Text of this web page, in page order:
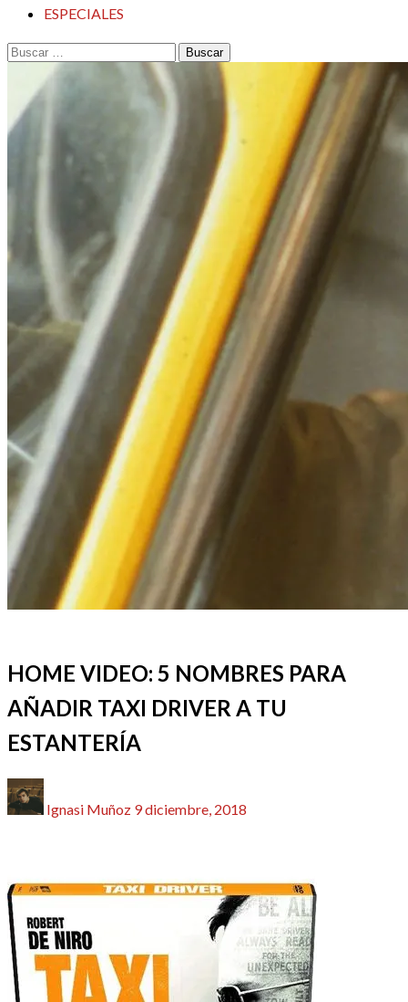
ESPECIALES
Buscar:
HOME VIDEO: 5 NOMBRES PARA
AÑADIR TAXI DRIVER A TU
ESTANTERÍA
Ignasi Muñoz el
9 diciembre, 2018